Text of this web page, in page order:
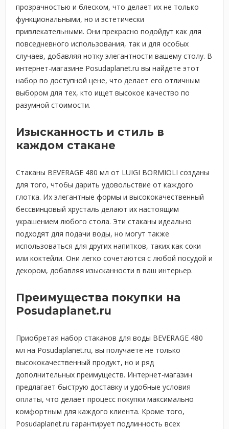
прозрачностью и блеском, что делает их не только
функциональными, но и эстетически
привлекательными. Они прекрасно подойдут как для
повседневного использования, так и для особых
случаев, добавляя нотку элегантности вашему столу. В
интернет-магазине Posudaplanet.ru вы найдете этот
набор по доступной цене, что делает его отличным
выбором для тех, кто ищет высокое качество по
разумной стоимости.
Изысканность и стиль в
каждом стакане
Стаканы BEVERAGE 480 мл от LUIGI BORMIOLI созданы
для того, чтобы дарить удовольствие от каждого
глотка. Их элегантные формы и высококачественный
бессвинцовый хрусталь делают их настоящим
украшением любого стола. Эти стаканы идеально
подходят для подачи воды, но могут также
использоваться для других напитков, таких как соки
или коктейли. Они легко сочетаются с любой посудой и
декором, добавляя изысканности в ваш интерьер.
Преимущества покупки на
Posudaplanet.ru
Приобретая набор стаканов для воды BEVERAGE 480
мл на Posudaplanet.ru, вы получаете не только
высококачественный продукт, но и ряд
дополнительных преимуществ. Интернет-магазин
предлагает быструю доставку и удобные условия
оплаты, что делает процесс покупки максимально
комфортным для каждого клиента. Кроме того,
Posudaplanet.ru гарантирует подлинность всех